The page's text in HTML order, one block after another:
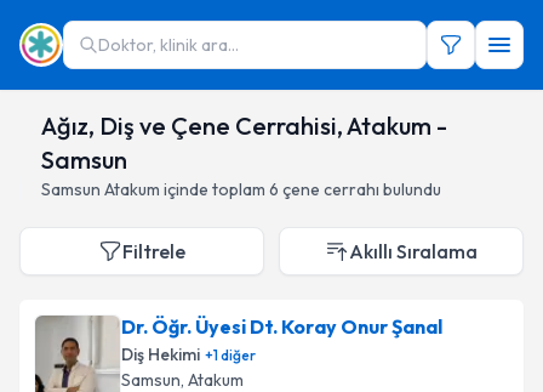
Doktor, klinik ara...
Ağız, Diş ve Çene Cerrahisi, Atakum -
Samsun
Samsun Atakum içinde toplam 6 çene cerrahı bulundu
Filtrele Akıllı Sıralama
Dr. Öğr. Üyesi Dt. Koray Onur Şanal
Diş Hekimi +1diğer
Samsun, Atakum